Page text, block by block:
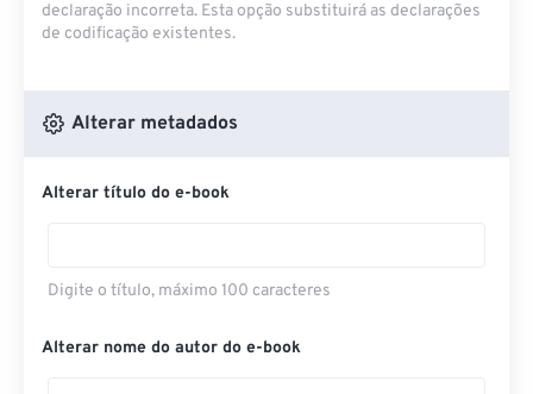
declaração incorreta. Esta opção substituirá as declarações
de codificação existentes.
Alterar metadados
Alterar título do e-book
Digite o título, máximo 100 caracteres
Alterar nome do autor do e-book